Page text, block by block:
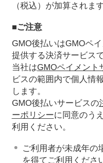
（税込）が加算されま
■ご注意
GMO後払いはGMOペ
提供する決済サービスで
当社はGMOペイメント
ビスの範囲内で個人情
します。
GMO後払いサービスの
ーポリシーに同意のう
利用ください。
ご利用者が未成年の
を得てご利用くださ